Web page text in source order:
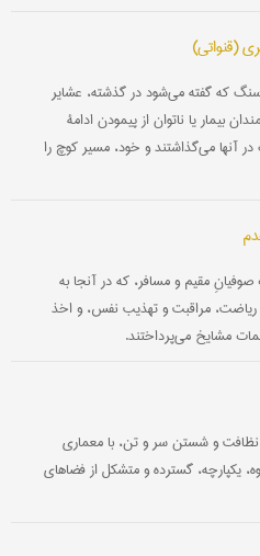
(قنواتی)
که گفته می‌شود در گذشته، عشایر
بیمار یا ناتوان از پیمودن ادامۀ
آنها می‌گذاشتند و خود، مسیر کوچ را
مقیم و مسافر، که در آنجا به
مراقبت و تهذیب نفس، و اخذ
مشایخ می‌پرداختند.
نظافت و شستن سر و تن، با معماری
یكپارچه، گسترده و متشكل از فضاهای